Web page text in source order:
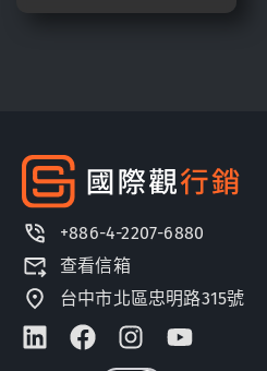
+886-4-2207-6880
查看信箱
台中市北區忠明路315號